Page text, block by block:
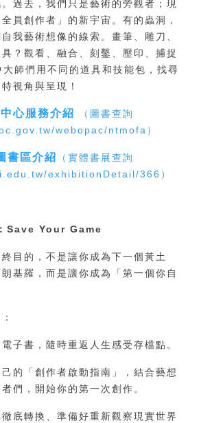
過去，我們只是藝術的旁觀者；現
員創作者」的新宇宙。有的蟲洞，
我藝術想像的線索。畫筆、雕刀、
？觀看、融合、刻鑿、壓印、捕捉
師們用不同的道具和技能包，找尋
視角與呈現！
心服務介紹
（圖書查詢
webopac/ntmofa）
書區介紹 （ 實體書展查詢
exhibitionDetail/366 ）
Save Your Game
終目的，不是讓你成為下一個黃土
基羅，而是讓你成為「第一個你自
子書，隨時重返人生感受存檔點。
的「創作者啟動指南」，結合藝想
們，開始你的第一次創作。
底轉換、準備好重新觀察現實世界